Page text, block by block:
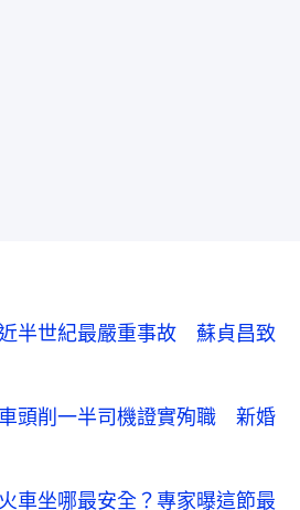
半世紀最嚴重事故 蘇貞昌致
頭削一半司機證實殉職 新婚
車坐哪最安全？專家曝這節最